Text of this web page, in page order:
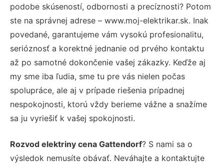
podobe skúseností, odbornosti a precíznosti? Potom
ste na správnej adrese – www.moj-elektrikar.sk. Inak
povedané, garantujeme vám vysokú profesionalitu,
serióznosť a korektné jednanie od prvého kontaktu
až po samotné dokončenie vašej zákazky. Keďže aj
my sme iba ľudia, sme tu pre vás nielen počas
spolupráce, ale aj v prípade riešenia prípadnej
nespokojnosti, ktorú vždy berieme vážne a snažíme
sa ju vyriešiť k vašej spokojnosti.
Rozvod elektriny cena Gattendorf? S nami sa o
výsledok nemusíte obávať. Neváhajte a kontaktujte